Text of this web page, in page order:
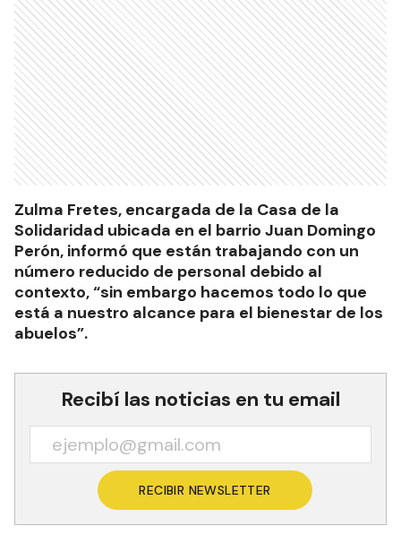
Zulma Fretes, encargada de la Casa de la
Solidaridad ubicada en el barrio Juan Domingo
Perón, informó que están trabajando con un
número reducido de personal debido al
contexto, “sin embargo hacemos todo lo que
está a nuestro alcance para el bienestar de los
abuelos”.
Recibí las noticias en tu email
RECIBIR NEWSLETTER